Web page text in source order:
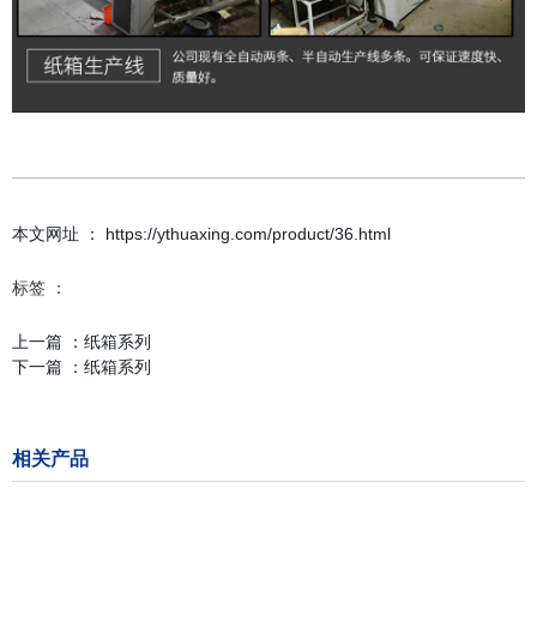
本文网址 ： https://ythuaxing.com/product/36.html
标签 ：
上一篇 ： 纸箱系列
下一篇 ： 纸箱系列
相关产品